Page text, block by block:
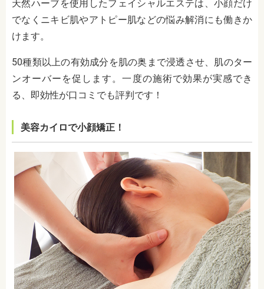
天然ハーブを使用したフェイシャルエステは、小顔だけ
でなくニキビ肌やアトピー肌などの悩み解消にも働きか
けます。
50種類以上の有効成分を肌の奥まで浸透させ、肌のター
ンオーバーを促します。一度の施術で効果が実感でき
る、即効性が口コミでも評判です！
美容カイロで小顔矯正！